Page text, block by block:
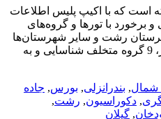
است که با اکیپ‌ پلیس اطلاعات
برخورد با تورها و گروه‌های
رشت و سایر شهرستان‌ها
کردیم به‌طوری‌که در 4 هفته اخیر، 9 گروه متخلف شناسایی و به
شمال, بندرانزلی, بورس, جاده
, دکوراسیون, رشت,
, گیلان